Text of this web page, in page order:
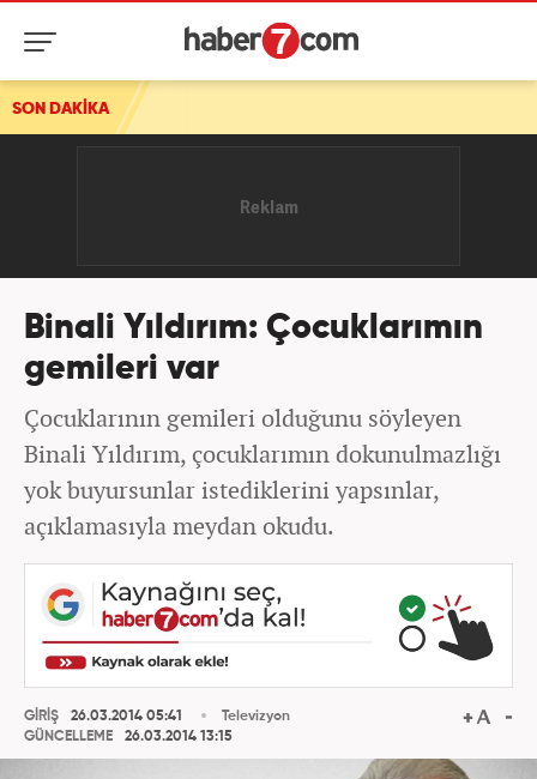
SON DAKİKA
Binali Yıldırım: Çocuklarımın
gemileri var
Çocuklarının gemileri olduğunu söyleyen
Binali Yıldırım, çocuklarımın dokunulmazlığı
yok buyursunlar istediklerini yapsınlar,
açıklamasıyla meydan okudu.
GİRİŞ
26.03.2014 05:41
GÜNCELLEME
26.03.2014 13:15
Televizyon